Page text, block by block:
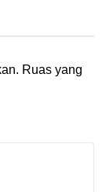
Ruas yang